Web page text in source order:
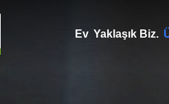
Ev Yaklaşık Biz.